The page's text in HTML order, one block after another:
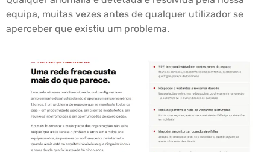
equipa, muitas vezes antes de qualquer utilizador se
aperceber que existiu um problema.